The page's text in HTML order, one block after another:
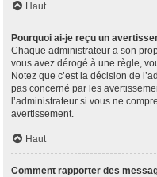
Haut
Pourquoi ai-je reçu un
Chaque administrateur a son
vous avez dérogé à une règle,
Notez que c’est la décision de
pas concerné par les
l’administrateur si vous ne
avertissement.
Haut
Comment rapporter des